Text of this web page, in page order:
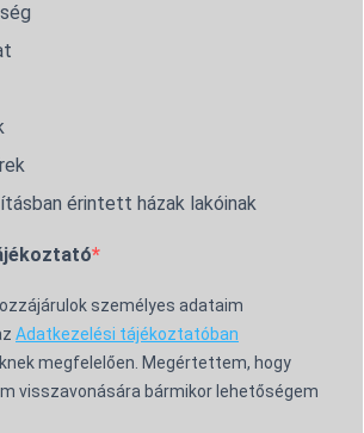
érintett házak lakóinak
személyes adataim
Adatkezelési tájékoztatóban
megfelelően. Megértettem, hogy
visszavonására bármikor lehetőségem